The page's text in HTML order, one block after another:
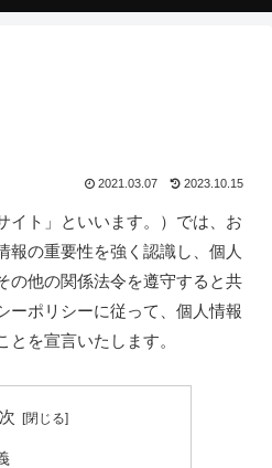
2021.03.07 2023.10.15
イト」といいます。）では、お
報の重要性を強く認識し、個人
の他の関係法令を遵守すると共
ーポリシーに従って、個人情報
とを宣言いたします。